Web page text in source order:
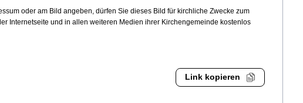
oder am Bild angeben, dürfen Sie dieses Bild für kirchliche Zwecke zum
Internetseite und in allen weiteren Medien ihrer Kirchengemeinde kostenlos
Link kopieren